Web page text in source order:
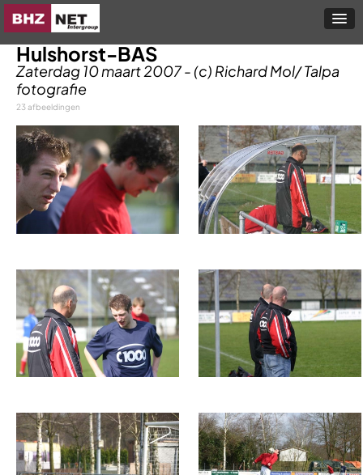
Hulshorst-BAS
Zaterdag 10 maart 2007 - (c) Richard Mol/ Talpa
fotografie
23 afbeeldingen